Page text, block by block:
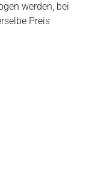
werden, bei
Preis